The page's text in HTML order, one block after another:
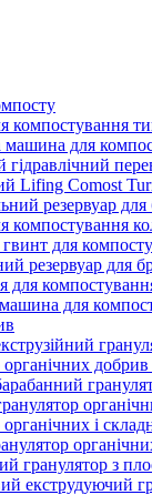
компостування
для
гідравлічний
Lifing Comost
резервуар для
компостування
для
резервуар для
для
для
органічних
органічних і
гранулятор з
екструдуючий